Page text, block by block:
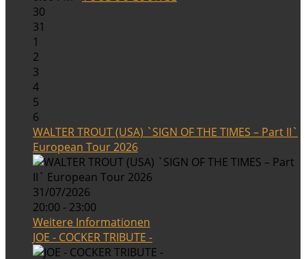
30
31
1
2
3
4
5
6
WALTER TROUT (USA) `SIGN OF THE TIMES – Part II`
European Tour 2026
31/07/2026
20:00 - 23:00
Weitere Informationen
JOE - COCKER TRIBUTE -